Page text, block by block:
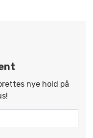
nye hold på